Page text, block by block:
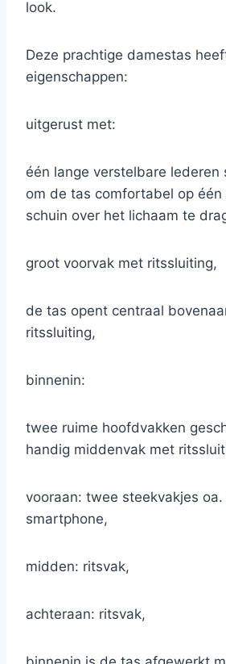
look.
Deze prachtige damestas
eigenschappen:
uitgerust met:
één lange verstelbare lederen
om de tas comfortabel op
schuin over het lichaam te
groot voorvak met ritssluiting,
de tas opent centraal
ritssluiting,
binnenin:
twee ruime hoofdvakken
handig middenvak met
vooraan: twee steekvakjes
smartphone,
midden: ritsvak,
achteraan: ritsvak,